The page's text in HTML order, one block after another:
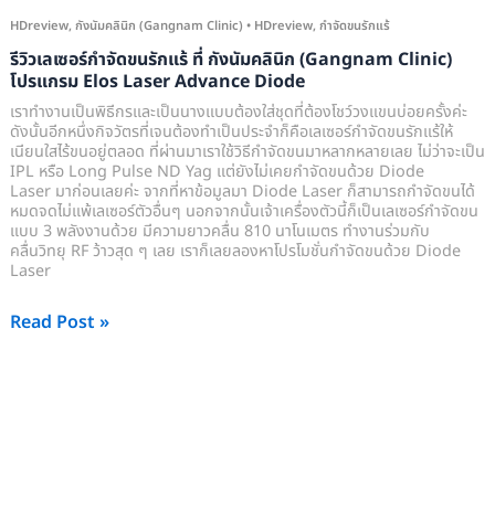
HDreview, กังนัมคลินิก (Gangnam Clinic) • HDreview, กำจัดขนรักแร้
รีวิวเลเซอร์กำจัดขนรักแร้ ที่ กังนัมคลินิก (Gangnam Clinic)
โปรแกรม Elos Laser Advance Diode
เราทำงานเป็นพิธีกรและเป็นนางแบบต้องใส่ชุดที่ต้องโชว์วงแขนบ่อยครั้งค่ะ
ดังนั้นอีกหนึ่งกิจวัตรที่เจนต้องทำเป็นประจำก็คือเลเซอร์กำจัดขนรักแร้ให้
เนียนใสไร้ขนอยู่ตลอด ที่ผ่านมาเราใช้วิธีกำจัดขนมาหลากหลายเลย ไม่ว่าจะเป็น
IPL หรือ Long Pulse ND Yag แต่ยังไม่เคยกำจัดขนด้วย Diode
Laser มาก่อนเลยค่ะ จากที่หาข้อมูลมา Diode Laser ก็สามารถกำจัดขนได้
หมดจดไม่แพ้เลเซอร์ตัวอื่นๆ นอกจากนั้นเจ้าเครื่องตัวนี้ก็เป็นเลเซอร์กำจัดขน
แบบ 3 พลังงานด้วย มีความยาวคลื่น 810 นาโนเมตร ทำงานร่วมกับ
คลื่นวิทยุ RF ว้าวสุด ๆ เลย เราก็เลยลองหาโปรโมชั่นกำจัดขนด้วย Diode
Laser
โปรแกรม
Elos
Laser
Advance
Diode
Read Post »